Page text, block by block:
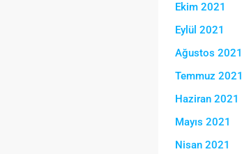
Ekim 2021
Eylül 2021
Ağustos 2021
Temmuz 2021
Haziran 2021
Mayıs 2021
Nisan 2021